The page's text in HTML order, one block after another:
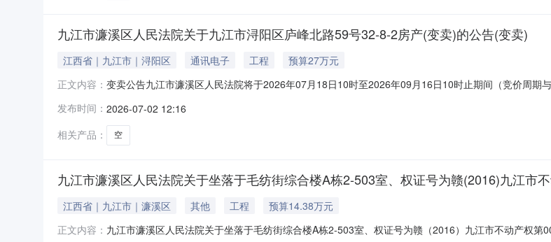
九江市濂溪区人民法院关于九江市浔阳区庐峰北路59号32-8-2房产(变卖)的公告(变卖)
江西省｜九江市｜浔阳区 通讯电子 工程
预算27万元
正文内容： 变卖公告九江市濂溪区人民法院将于2026年07月18日10时至2026年09月16日10时止期间（竞价周期
有权人：张先发。不动产权证号：浔168989，建筑面积：120.9㎡，规划用途为住宅，总层数为8层，
发布时间： 2026-07-02 12:16
相关产品：
空
九江市濂溪区人民法院关于坐落于毛纺街综合楼A栋2-503室、权证号为赣(2016)九江市
江西省｜九江市｜濂溪区 其他 工程
预算14.38万元
正文内容： 九江市濂溪区人民法院关于坐落于毛纺街综合楼A栋2-503室、权证号为赣（2016）九江市不动产权